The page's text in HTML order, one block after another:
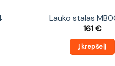
Lauko stalas
161€
Į krepšelį